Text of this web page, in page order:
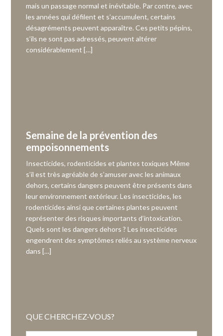
mais un passage normal et inévitable. Par contre, avec
les années qui défilent et s’accumulent, certains
désagréments peuvent apparaître. Ces petits pépins,
s’ils ne sont pas adressés, peuvent altérer
considérablement […]
Semaine de la prévention des
empoisonnements
Insecticides, rodenticides et plantes toxiques Même
s’il est très agréable de s’amuser avec les animaux
dehors, certains dangers peuvent être présents dans
leur environnement extérieur. Les insecticides, les
rodenticides ainsi que certaines plantes peuvent
représenter des risques importants d’intoxication.
Quels sont les dangers dehors ? Les insecticides
engendrent des symptômes reliés au système nerveux
dans […]
QUE CHERCHEZ-VOUS?